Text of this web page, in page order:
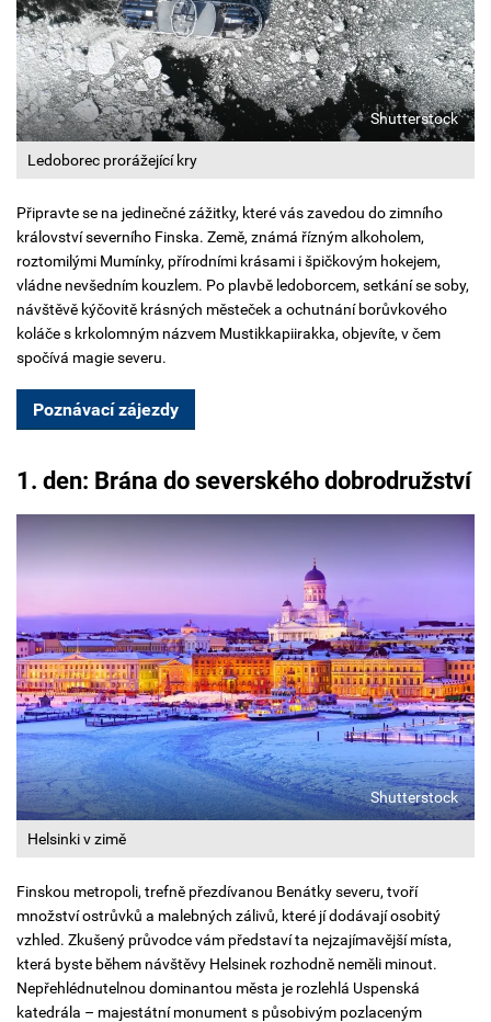
Ledoborec prorážející kry
Shutterstock
Připravte se na jedinečné zážitky, které vás zavedou do zimního
království severního Finska. Země, známá řízným alkoholem,
roztomilými Mumínky, přírodními krásami i špičkovým hokejem,
vládne nevšedním kouzlem. Po plavbě ledoborcem, setkání se soby,
návštěvě kýčovitě krásných městeček a ochutnání borůvkového
koláče s krkolomným názvem Mustikkapiirakka, objevíte, v čem
spočívá magie severu.
Poznávací zájezdy
1. den: Brána do severského dobrodružství
Helsinki v zimě
Shutterstock
Finskou metropoli, trefně přezdívanou Benátky severu, tvoří
množství ostrůvků a malebných zálivů, které jí dodávají osobitý
vzhled. Zkušený průvodce vám představí ta nejzajímavější místa,
která byste během návštěvy Helsinek rozhodně neměli minout.
Nepřehlédnutelnou dominantou města je rozlehlá Uspenská
katedrála – majestátní monument s působivým pozlaceným